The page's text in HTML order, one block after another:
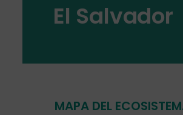
El Salvador
MAPA DEL